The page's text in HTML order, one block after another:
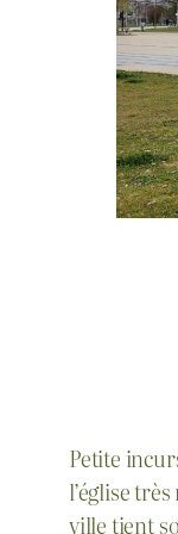
Petite
l’église
ville tient